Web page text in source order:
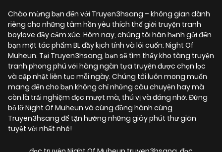
Chào mừng bạn đến với Truyen3hsang – không gian dành
riêng cho những tâm hồn yêu thích thế giới truyện tranh
boylove đầy cảm xúc. Hôm nay, chúng tôi hân hạnh gửi đến
bạn một tác phẩm BL đầy kịch tính và lôi cuốn: Night Of
Muheun. Tại Truyen3hsang, bạn sẽ tìm thấy kho tàng truyện
tranh phong phú với hàng ngàn tựa truyện được chọn lọc
và cập nhật liên tục mỗi ngày. Chúng tôi luôn mong muốn
mang đến cho bạn không chỉ những câu chuyện hay mà
còn là trải nghiệm đọc mượt mà, thú vị và đáng nhớ. Đừng
bỏ lỡ Night Of Muheun và cùng đồng hành cùng
Truyen3hsang để tận hưởng những giây phút thư giãn
tuyệt vời nhất nhé!